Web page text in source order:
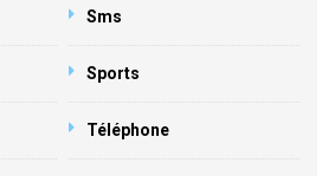
Sms
Sports
Téléphone